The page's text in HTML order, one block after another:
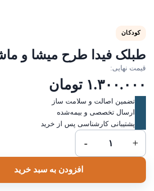
کودکان
فیدا طرح میشا و ماشا
نهایی:
تومان
تضمین اصالت و سلامت ساز
ارسال تخصصی و بیمه‌شده
پشتیبانی کارشناسی پس از خرید
فیدا
افزودن به سبد خرید